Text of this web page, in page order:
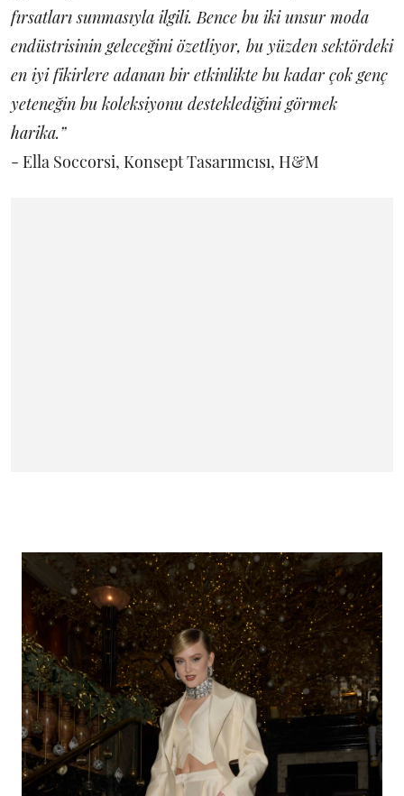
fırsatları sunmasıyla ilgili. Bence bu iki unsur moda
endüstrisinin geleceğini özetliyor, bu yüzden sektördeki
en iyi fikirlere adanan bir etkinlikte bu kadar çok genç
yeteneğin bu koleksiyonu desteklediğini görmek
harika.”
- Ella Soccorsi, Konsept Tasarımcısı, H&M